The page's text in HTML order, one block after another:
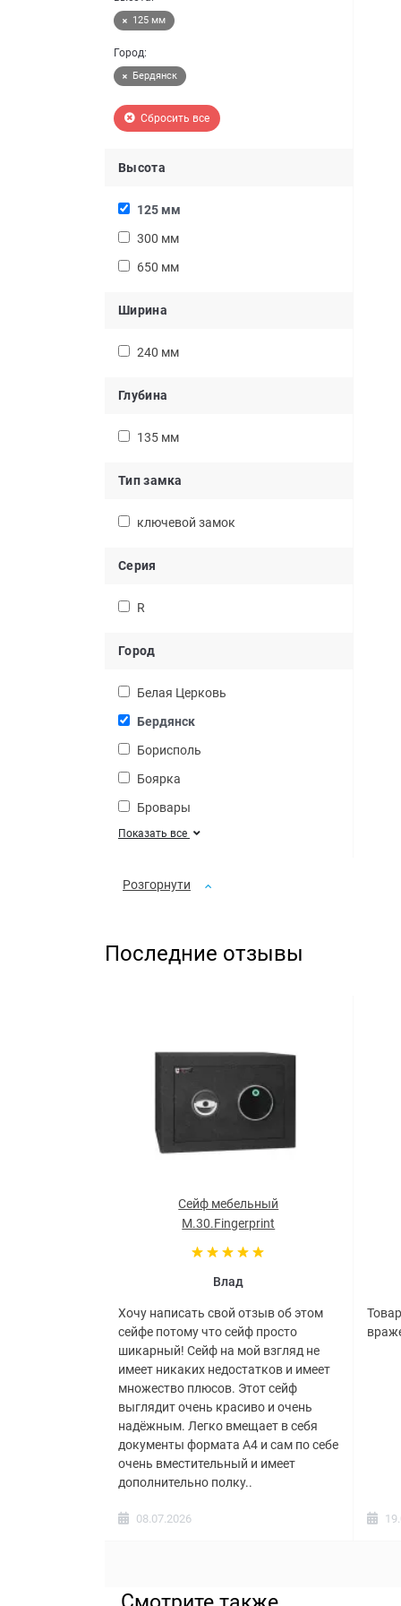
125 мм
Город:
Бердянск
Сбросить все
Высота
125 мм
300 мм
650 мм
Ширина
240 мм
Глубина
135 мм
Тип замка
ключевой замок
Серия
R
Город
Белая Церковь
Бердянск
Борисполь
Боярка
Бровары
Показать все
Розгорнути
Последние отзывы
Сейф мебельный
M.30.Fingerprint
Влад
Хочу написать свой отзыв об этом
сейфе потому что сейф просто
шикарный! Сейф на мой взгляд не
имеет никаких недостатков и имеет
множество плюсов. Этот сейф
выглядит очень красиво и очень
надёжным. Легко вмещает в себя
документы формата А4 и сам по себе
очень вместительный и имеет
дополнительно полку..
08.07.2026